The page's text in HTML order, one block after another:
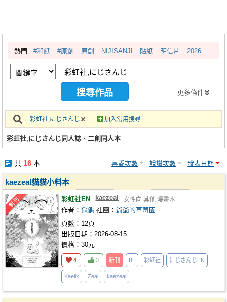
繪圖藝廊
交流中心
攤位轉讓區
會員中心
註冊會員
熱門 #和紙 #原創 原創 NIJISANJI 貼紙 明信片 2026
更多條件
彩虹社,にじさんじ 加入常用搜尋
彩虹社,にじさんじ同人誌、二創同人本
共 16本 喜愛次數 說讚次數 發表日期
kaezeal貓貓小料本
彩虹社EN kaezeal 女性向 其他 漫畫本
作者：龜龜 社團：爺爺的草莓園
頁數：12頁
出版日期：2026-08-15
價格：30元
4 3 新刊 BL 彩虹社 にじさんじEN
Kaelix Zeal kaezeal